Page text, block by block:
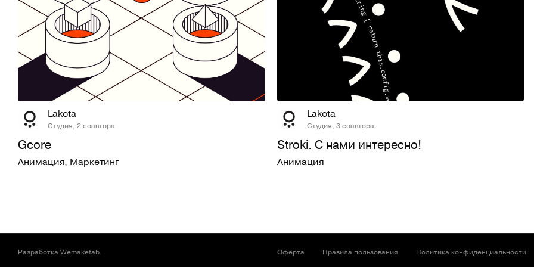
59
Lakota
Студия, 2 соавтора
Gcore
Анимация, Маркетинг
Lakota
Студия, 3 соавтора
Stroki. С нами интересно!
Анимация
РазработкаWemakefab. Оферта Правила пользования Политика конфиденциальности